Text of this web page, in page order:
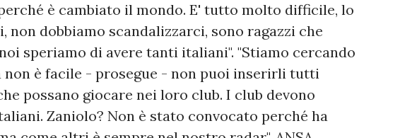
è cambiato il mondo. E' tutto molto difficile, lo
non dobbiamo scandalizzarci, sono ragazzi che
speriamo di avere tanti italiani". "Stiamo cercando
non è facile - prosegue - non puoi inserirli tutti
possano giocare nei loro club. I club devono
Zaniolo? Non è stato convocato perché ha